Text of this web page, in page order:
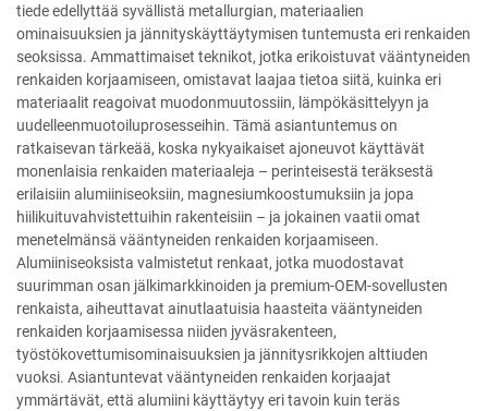
tiede edellyttää syvällistä metallurgian, materiaalien
ominaisuuksien ja jännityskäyttäytymisen tuntemusta eri renkaiden
seoksissa. Ammattimaiset teknikot, jotka erikoistuvat vääntyneiden
renkaiden korjaamiseen, omistavat laajaa tietoa siitä, kuinka eri
materiaalit reagoivat muodonmuutossiin, lämpökäsittelyyn ja
uudelleenmuotoiluprosesseihin. Tämä asiantuntemus on
ratkaisevan tärkeää, koska nykyaikaiset ajoneuvot käyttävät
monenlaisia renkaiden materiaaleja – perinteisestä teräksestä
erilaisiin alumiiniseoksiin, magnesiumkoostumuksiin ja jopa
hiilikuituvahvistettuihin rakenteisiin – ja jokainen vaatii omat
menetelmänsä vääntyneiden renkaiden korjaamiseen.
Alumiiniseoksista valmistetut renkaat, jotka muodostavat
suurimman osan jälkimarkkinoiden ja premium-OEM-sovellusten
renkaista, aiheuttavat ainutlaatuisia haasteita vääntyneiden
renkaiden korjaamisessa niiden jyväsrakenteen,
työstökovettumisominaisuuksien ja jännitysrikkojen alttiuden
vuoksi. Asiantuntevat vääntyneiden renkaiden korjaajat
ymmärtävät, että alumiini käyttäytyy eri tavoin kuin teräs